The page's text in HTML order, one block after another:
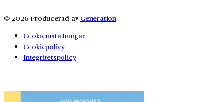
© 2026 Producerad av Generation
Cookieinställningar
Cookiepolicy
Integritetspolicy